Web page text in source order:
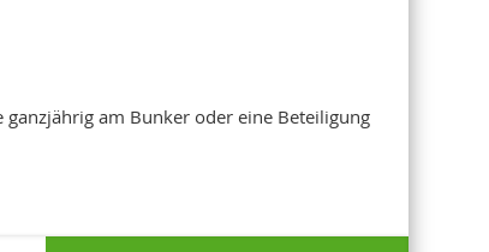
am Bunker oder eine Beteiligung